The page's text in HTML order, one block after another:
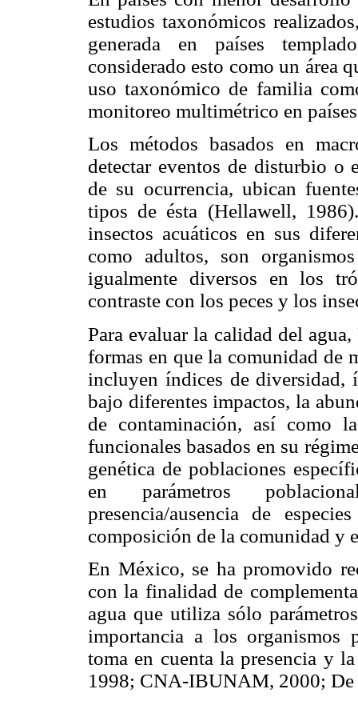
estudios taxonómicos
generada en países
considerado esto como un área
uso taxonómico de familia
monitoreo multimétrico en
Los métodos basados en
detectar eventos de disturbio o
de su ocurrencia, ubican
tipos de ésta (Hellawell,
insectos acuáticos en sus
como adultos, son
igualmente diversos en los
contraste con los peces y los
Para evaluar la calidad del
formas en que la comunidad de
incluyen índices de diversidad,
bajo diferentes impactos, la
de contaminación, así como
funcionales basados en su
genética de poblaciones
en parámetros
presencia/ausencia de
composición de la comunidad y
En México, se ha promovido
con la finalidad de
agua que utiliza sólo
importancia a los organismos
toma en cuenta la presencia y
1998; CNA-IBUNAM, 2000;